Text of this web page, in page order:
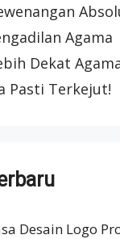
Agama
Dekat
Pasti Terkejut!
Desain Logo